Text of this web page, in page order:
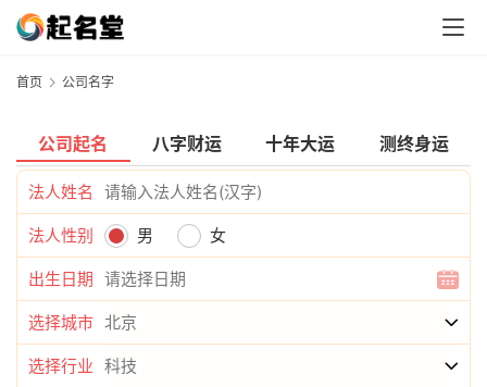
首页 公司名字
公司起名 八字财运 十年大运 测终身运
法人姓名
法人性别 男 女
出生日期
选择城市
选择行业